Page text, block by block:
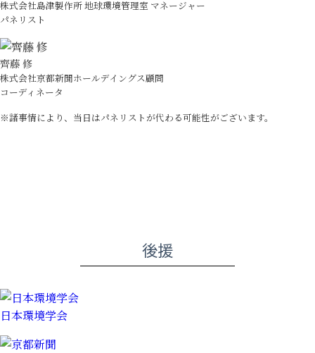
株式会社島津製作所 地球環境管理室 マネージャー
パネリスト
齊藤 修
株式会社京都新聞ホールデイングス顧問
コーディネータ
※諸事情により、当日はパネリストが代わる可能性がございます。
後援
日本環境学会